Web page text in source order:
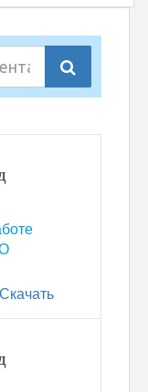
Скачать